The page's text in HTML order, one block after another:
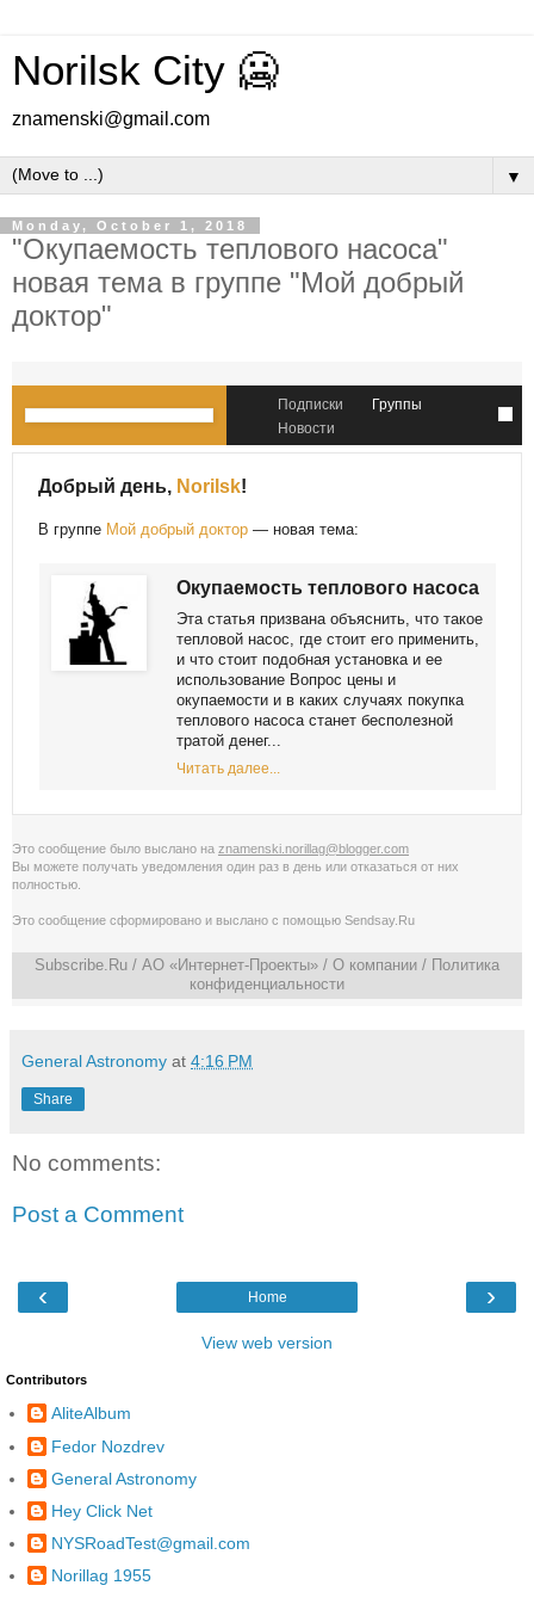
Norilsk City 🥶
znamenski@gmail.com
▼
Monday, October 1, 2018
"Окупаемость теплового насоса"
новая тема в группе "Мой добрый
доктор"
Подписки
Группы
Новости
Добрый день, Norilsk!
В группе Мой добрый доктор — новая тема:
Окупаемость теплового насоса
Эта статья призвана объяснить, что такое
тепловой насос, где стоит его применить,
и что стоит подобная установка и ее
использование Вопрос цены и
окупаемости и в каких случаях покупка
теплового насоса станет бесполезной
тратой денег...
Читать далее...
Это сообщение было выслано на znamenski.norillag@blogger.com
Вы можете получать уведомления один раз в день или отказаться от них
полностью
Это сообщение сформировано и выслано с помощью Sendsay.Ru
Subscribe.Ru / АО «Интернет-Проекты» / О компании / Политика
конфиденциальности
General Astronomy at 4:16 PM
Share
No comments:
Post a Comment
‹ ›
Home
View web version
Contributors
AliteAlbum
Fedor Nozdrev
General Astronomy
Hey Click Net
NYSRoadTest@gmail.com
Norillag 1955